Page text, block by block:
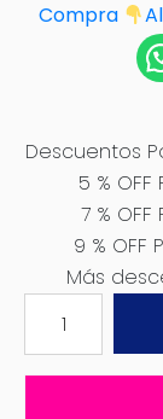
Compra
Descuentos
5 %
7 %
9 % OFF
Más
220V
2200W